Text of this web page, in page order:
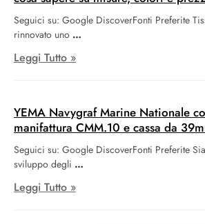
Seguici su: Google DiscoverFonti Preferite
rinnovato uno
Leggi Tutto »
YEMA Navygraf Marine Nationale
manifattura CMM.10 e cassa da
Seguici su: Google DiscoverFonti Preferite
sviluppo degli
Leggi Tutto »